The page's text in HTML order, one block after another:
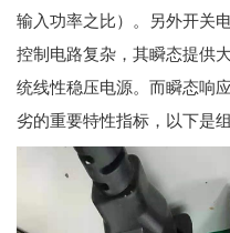
输入功率之比）。另外开关
控制电路复杂，其瞬态提供
统线性稳压电源。而瞬态响
劣的重要特性指标，以下是